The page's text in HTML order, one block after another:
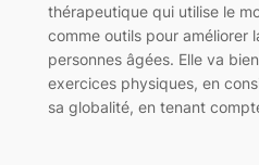
thérapeutique qui utilise le
comme outils pour améliorer
personnes âgées. Elle va
exercices physiques, en
sa globalité, en tenant